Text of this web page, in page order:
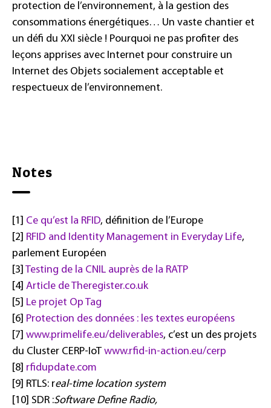
protection de l’environnement, à la gestion des
consommations énergétiques… Un vaste chantier et
un défi du XXI siècle ! Pourquoi ne pas profiter des
leçons apprises avec Internet pour construire un
Internet des Objets socialement acceptable et
respectueux de l’environnement.
Notes
[1] Ce qu’est la RFID, définition de l’Europe
[2] RFID and Identity Management in Everyday Life,
parlement Européen
[3] Testing de la CNIL auprès de la RATP
[4] Article de Theregister.co.uk
[5] Le projet Op Tag
[6] Protection des données : les textes européens
[7] www.primelife.eu/deliverables, c’est un des projets
du Cluster CERP-IoT www.rfid-in-action.eu/cerp
[8] rfidupdate.com
[9] RTLS: real-time location system
[10] SDR :Software Define Radio,